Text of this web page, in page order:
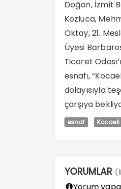
Doğan, İzmit
Kozluca,
Oktay, 21.
Üyesi
Ticaret
esnafı,
dolayısıyla
çarşıya
esnaf Kocaeli
YORUMLAR